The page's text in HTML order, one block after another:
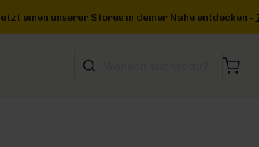
-Zum Storefinder+++